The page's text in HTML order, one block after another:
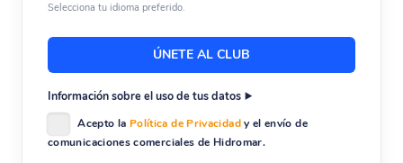
Selecciona tu idioma preferido.
Información sobre el uso de tus datos
Acepto la Política de Privacidady el envío de
comunicaciones comerciales de Hidromar.